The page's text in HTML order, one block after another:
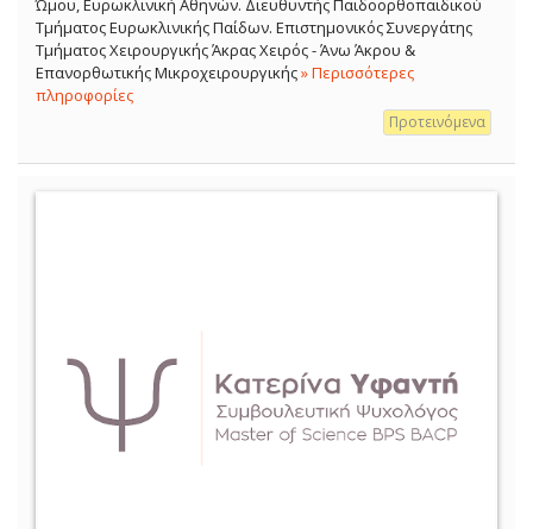
Ώμου, Ευρωκλινική Αθηνών. Διευθυντής Παιδοορθοπαιδικού
Τμήματος Ευρωκλινικής Παίδων. Επιστημονικός Συνεργάτης
Τμήματος Χειρουργικής Άκρας Χειρός - Άνω Άκρου &
Επανορθωτικής Μικροχειρουργικής» Περισσότερες
πληροφορίες
Προτεινόμενα